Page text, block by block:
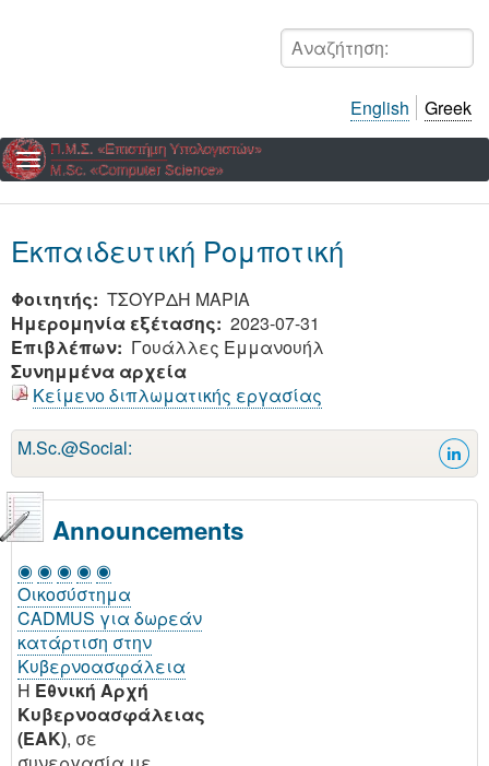
Αναζήτηση:
English Greek
Εκπαιδευτική Ρομποτική
Φοιτητής
ΤΣΟΥΡΔΗ ΜΑΡΙΑ
Ημερομηνία εξέτασης
2023-07-31
Επιβλέπων
Γουάλλες Εμμανουήλ
Συνημμένα αρχεία
Κείμενο διπλωματικής εργασίας
M.Sc.@Social:
Announcements
◉ ◉ ◉ ◉ ◉
Οικοσύστημα
CADMUS για δωρεάν
κατάρτιση στην
Κυβερνοασφάλεια
H Εθνική Αρχή
Κυβερνοασφάλειας
(EAK), σε